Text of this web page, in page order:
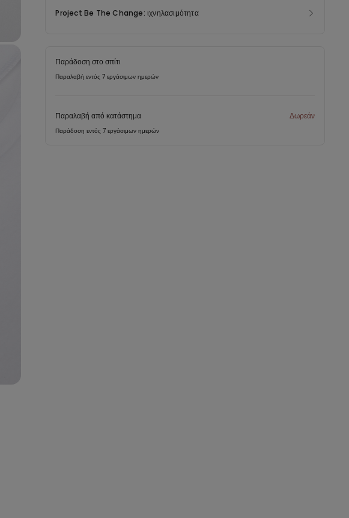
Project Be The Change: ιχνηλασιμότητα
Παράδοση στο σπίτι
Παραλαβή εντός 7 εργάσιμων ημερών
Παραλαβή από κατάστημα Δωρεάν
Παράδοση εντός 7 εργάσιμων ημερών